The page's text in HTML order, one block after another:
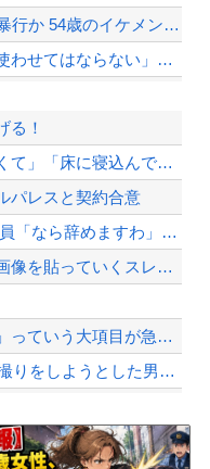
15歳少女に酒と薬飲ませ性的暴行か 54歳のイケメン逮捕
エッセイスト「原爆を二度と使わせてはならない」⇒「もちろん中国の核も非難する？」...
PTA会長「PTA参加拒否した親へ最終警告。こうなってもいい？」
【配信者】「金バエ」のSNS更新が1週間途絶え、様々な憶測が飛び交う。1週間ぶり...
【緊急速報】NYで警官が黒人男性の首を絞め、暴動第二波不可避へ
Powered by livedoor 相互RSS
る！
「女性が排泄する様子を見たくて」「床に寝込んでしまった」女子トイレに侵入した疑い...
パレスと契約合意
会社「キミ、転勤ね」 男性社員「なら辞めますわ」 → 凄いことになるｗｗｗｗｗｗ
【腹筋崩壊】見た瞬間吹いた画像を貼っていくスレｗｗｗｗ
今日から業務報告書の「庶務」っていう大項目が急に廃止されたんだけど意味不明すぎる
【動画】DJI Neo2で釣りの自撮りをしようとした男の悲劇（ノ∇`）
たゾ」